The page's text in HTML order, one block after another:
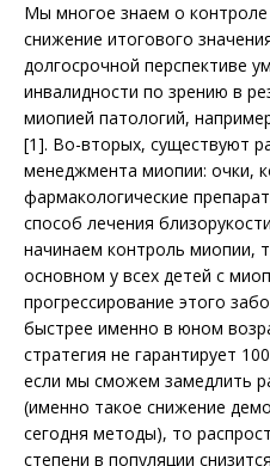
Мы многое знаем о
снижение итогового
долгосрочной перспективе
инвалидности по зрению в
миопией патологий,
[1]. Во-вторых, существуют
менеджмента мио­пии: очки,
фармакологические
способ лечения
начинаем конт­роль миопии,
основном у всех детей с
прогрессирование этого
быстрее именно в юном
стратегия не гарантирует
если мы сможем замедлить
(именно такое снижение
сегодня методы), то
степени в популяции